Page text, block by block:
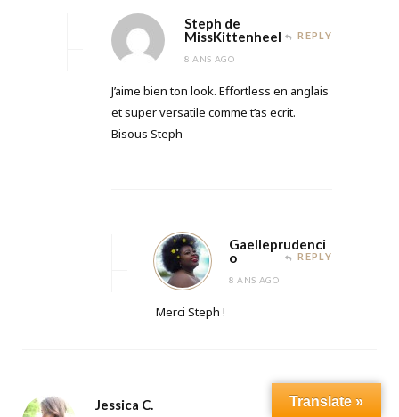
Steph de
MissKittenheel
8 ANS AGO
REPLY
J’aime bien ton look. Effortless en anglais
et super versatile comme t’as ecrit.
Bisous Steph
Gaelleprudenci
o
8 ANS AGO
REPLY
Merci Steph !
Jessica C. REPLY
Translate »